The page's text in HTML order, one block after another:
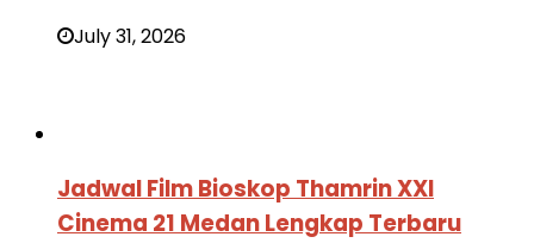
July 31, 2026
Jadwal Film Bioskop Thamrin XXI
Cinema 21 Medan Lengkap Terbaru